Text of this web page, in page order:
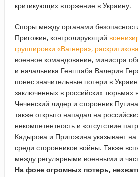
критикующих вторжение в Украину.
Споры между органами
Пригожин, контролирующий
группировки «Вагнера»,
военное командование, министра
и начальника Генштаба Валерия
понес значительные потери в
заключенных в российских
Чеченский лидер и сторонник
также открыто нападал на
некомпетентность и «отсутствие
Кадырова и Пригожина указывает на
среди сторонников войны. Также
между регулярными военными и
На фоне огромных потерь,